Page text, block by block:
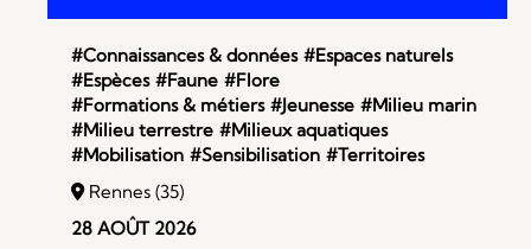
#Connaissances & données #Espaces naturels
#Espèces #Faune #Flore
#Formations & métiers #Jeunesse #Milieu marin
#Milieu terrestre #Milieux aquatiques
#Mobilisation #Sensibilisation #Territoires
Rennes (35)
28 AOÛT 2026